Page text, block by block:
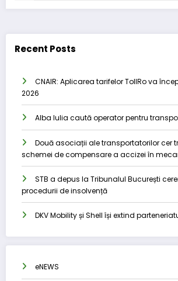
Recent Posts
CNAIR: Aplicarea tarifelor TollRo va
2026
Alba Iulia caută operator pentru
Două asociații ale transportatorilor cer
schemei de compensare a accizei în
STB a depus la Tribunalul București
procedurii de insolvență
DKV Mobility și Shell își extind
eNEWS